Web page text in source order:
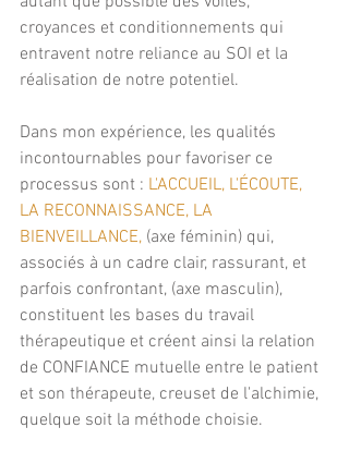
croyances et conditionnements qui
entravent notre reliance au SOI et la
réalisation de notre potentiel.
Dans mon expérience, les qualités
incontournables pour favoriser ce
processus sont : L'ACCUEIL, L'ÉCOUTE,
LA RECONNAISSANCE, LA
BIENVEILLANCE, (axe féminin) qui,
associés à un cadre clair, rassurant, et
parfois confrontant, (axe masculin),
constituent les bases du travail
thérapeutique et créent ainsi la relation
de CONFIANCE mutuelle entre le patient
et son thérapeute, creuset de l'alchimie,
quelque soit la méthode choisie.